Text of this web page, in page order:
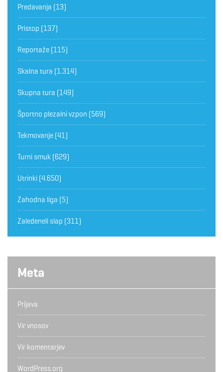
Predavanja (13)
Pristop (137)
Reportaže (115)
Skalna tura (1.314)
Skupna tura (149)
Športno plezalni vzpon (569)
Tekmovanje (41)
Turni smuk (629)
Utrinki (4.650)
Zahodna liga (5)
Zaledeneli slap (311)
Meta
Prijava
Vir vnosov
Vir komentarjev
WordPress.org